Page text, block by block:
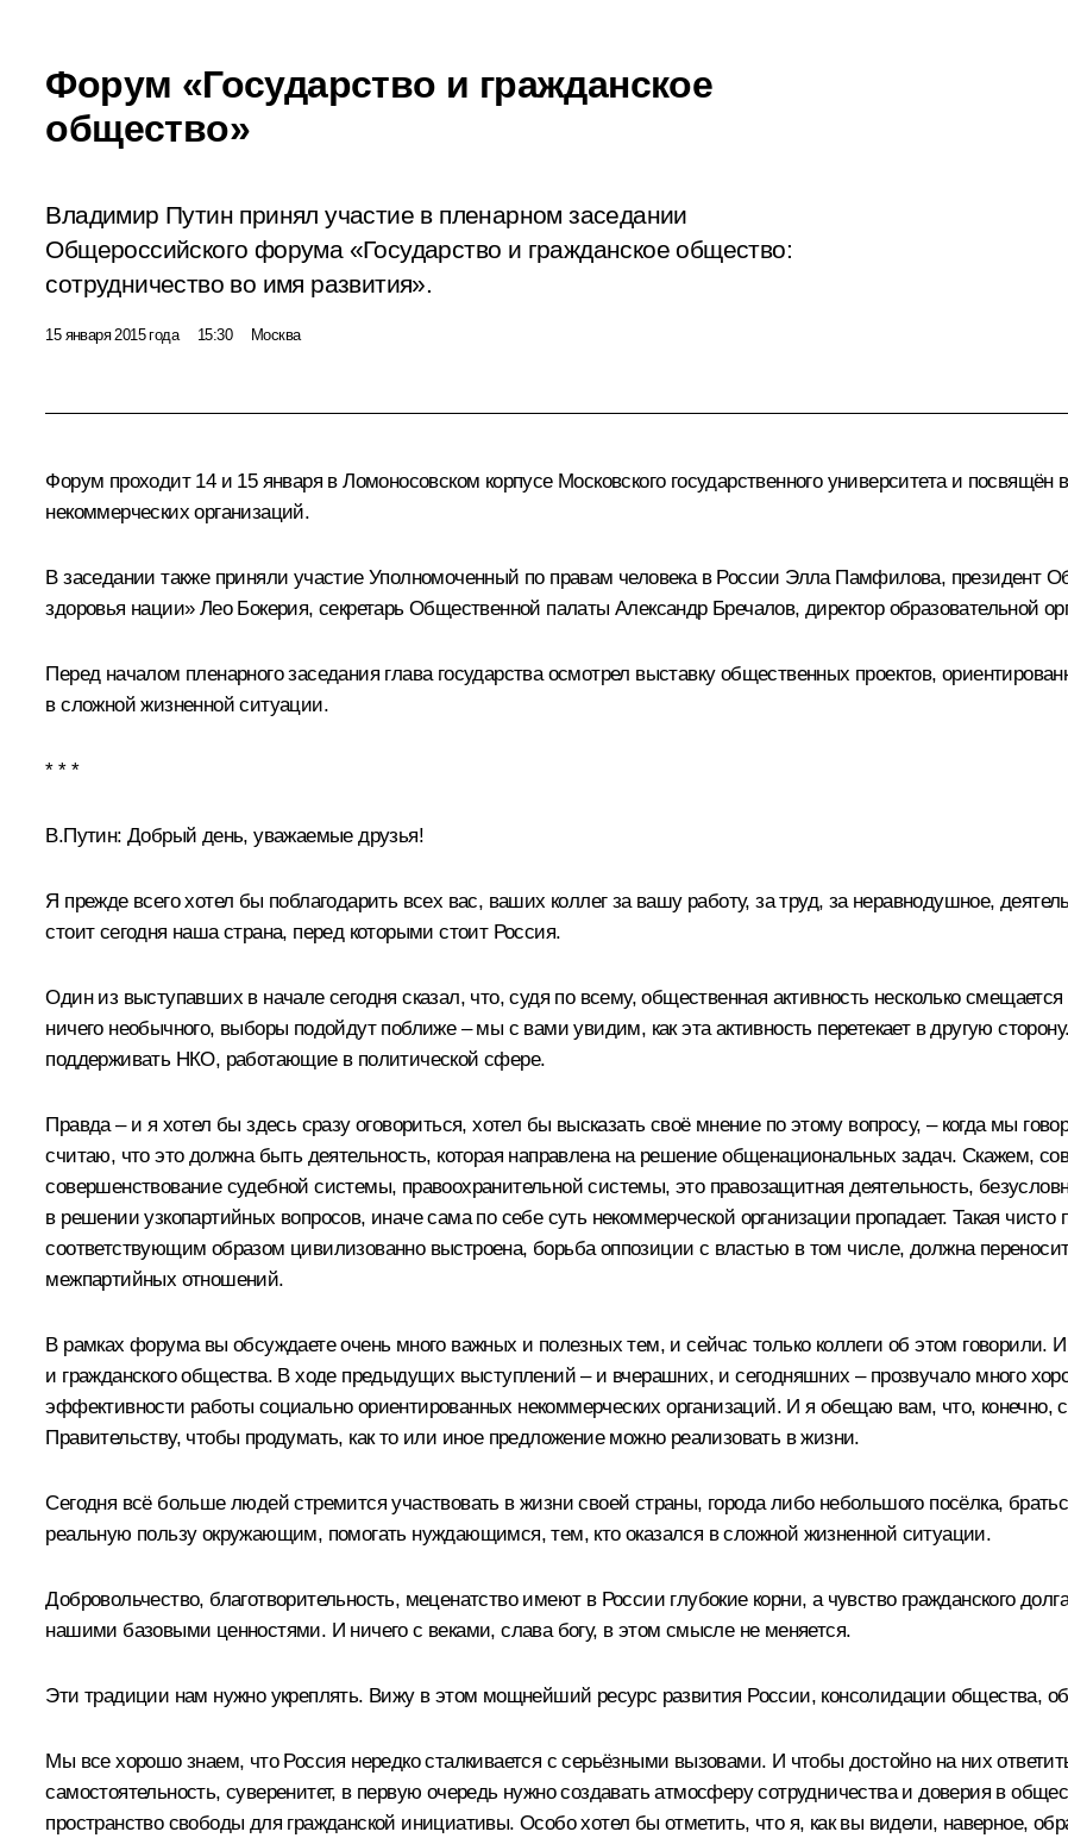
Форум «Государство и гражданское
общество»
Владимир Путин принял участие в пленарном заседании
Общероссийского форума «Государство и гражданское общество:
сотрудничество во имя развития».
15 января 2015 года 15:30 Москва
Форум проходит 14 и 15 января в Ломоносовском корпусе Московского государственного университета и
некоммерческих организаций.
В заседании также приняли участие Уполномоченный по правам человека в России Элла Памфилова, президент
здоровья нации» Лео Бокерия, секретарь Общественной палаты Александр Бречалов, директор образовательной
Перед началом пленарного заседания глава государства осмотрел выставку общественных проектов,
в сложной жизненной ситуации.
* * *
В.Путин: Добрый день, уважаемые друзья!
Я прежде всего хотел бы поблагодарить всех вас, ваших коллег за вашу работу, за труд, за неравнодушное,
стоит сегодня наша страна, перед которыми стоит Россия.
Один из выступавших в начале сегодня сказал, что, судя по всему, общественная активность несколько
ничего необычного, выборы подойдут поближе – мы с вами увидим, как эта активность перетекает в другую
поддерживать НКО, работающие в политической сфере.
Правда – и я хотел бы здесь сразу оговориться, хотел бы высказать своё мнение по этому вопросу, – когда мы
считаю, что это должна быть деятельность, которая направлена на решение общенациональных задач. Скажем,
совершенствование судебной системы, правоохранительной системы, это правозащитная деятельность,
в решении узкопартийных вопросов, иначе сама по себе суть некоммерческой организации пропадает. Такая
соответствующим образом цивилизованно выстроена, борьба оппозиции с властью в том числе, должна
межпартийных отношений.
В рамках форума вы обсуждаете очень много важных и полезных тем, и сейчас только коллеги об этом говорили.
и гражданского общества. В ходе предыдущих выступлений – и вчерашних, и сегодняшних – прозвучало много
эффективности работы социально ориентированных некоммерческих организаций. И я обещаю вам, что, конечно,
Правительству, чтобы продумать, как то или иное предложение можно реализовать в жизни.
Сегодня всё больше людей стремится участвовать в жизни своей страны, города либо небольшого посёлка,
реальную пользу окружающим, помогать нуждающимся, тем, кто оказался в сложной жизненной ситуации.
Добровольчество, благотворительность, меценатство имеют в России глубокие корни, а чувство гражданского
нашими базовыми ценностями. И ничего с веками, слава богу, в этом смысле не меняется.
Эти традиции нам нужно укреплять. Вижу в этом мощнейший ресурс развития России, консолидации общества,
Мы все хорошо знаем, что Россия нередко сталкивается с серьёзными вызовами. И чтобы достойно на них
самостоятельность, суверенитет, в первую очередь нужно создавать атмосферу сотрудничества и доверия в
пространство свободы для гражданской инициативы. Особо хотел бы отметить, что я, как вы видели, наверное,